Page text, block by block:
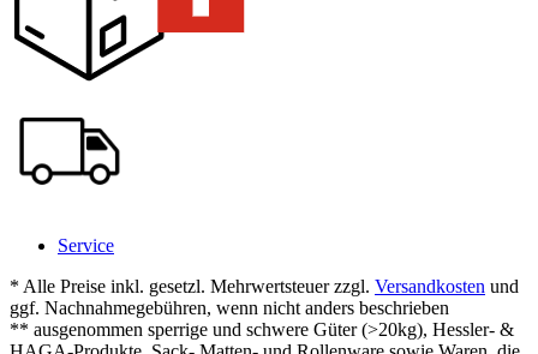
Service
* Alle Preise inkl. gesetzl. Mehrwertsteuer zzgl. Versandkosten und
ggf. Nachnahmegebühren, wenn nicht anders beschrieben
** ausgenommen sperrige und schwere Güter (>20kg), Hessler- &